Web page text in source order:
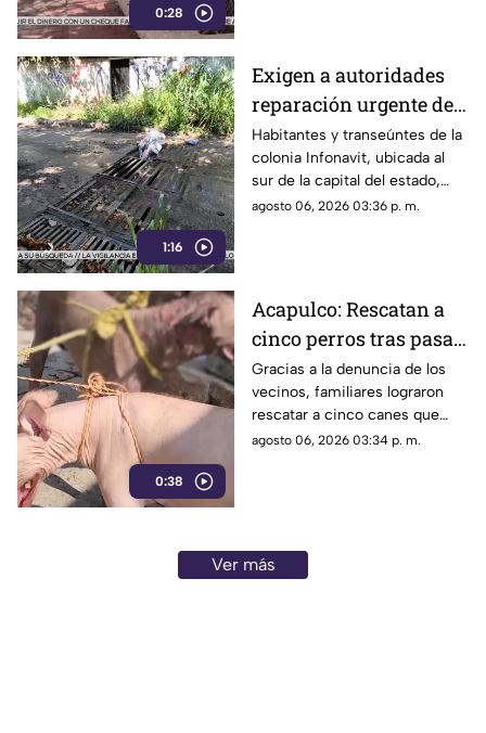
0:28
1:16
Exigen a autoridades
reparación urgente de
alcantarilla en la
colonia Infonavit de
Chilpancingo
Habitantes y transeúntes de la
colonia Infonavit, ubicada al
sur de la capital del estado,
denunciaron la falta de
señalando que representa un
peligro constante ante el inicio
de la temporada de lluvias y el
próximo regreso a clases.
agosto 06, 2026 03:36 p. m.
0:38
Acapulco: Rescatan a
cinco perros tras pasar
seis días encerrados
por el fallecimiento de
su dueño
Gracias a la denuncia de los
vecinos, familiares lograron
rescatar a cinco canes que
habían quedado atrapados al
agosto 06, 2026 03:34 p. m.
Ver más